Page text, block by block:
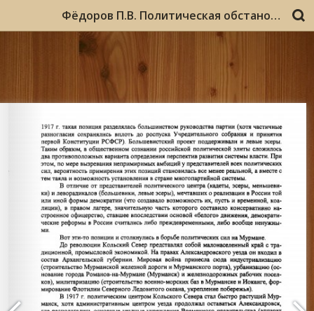
Фёдоров П.В. Политическая обстановка на Мурмане в 1917 – 1921 гг.